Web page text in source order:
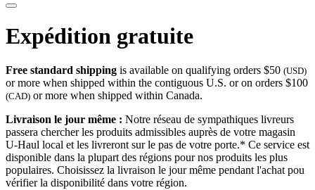
Expédition gratuite
Free standard shipping is available on qualifying orders $50 (USD)
or more when shipped within the contiguous U.S. or on orders $100
(CAD) or more when shipped within Canada.
Livraison le jour même : Notre réseau de sympathiques livreurs
passera chercher les produits admissibles auprès de votre magasin
U-Haul local et les livreront sur le pas de votre porte.* Ce service est
disponible dans la plupart des régions pour nos produits les plus
populaires. Choisissez la livraison le jour même pendant l'achat pou
vérifier la disponibilité dans votre région.